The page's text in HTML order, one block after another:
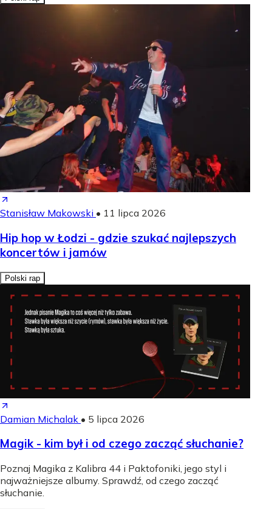
Stanisław Makowski • 11 lipca 2026
Hip hop w Łodzi - gdzie szukać najlepszych
koncertów i jamów
Polski rap
Damian Michalak • 5 lipca 2026
Magik - kim był i od czego zacząć słuchanie?
Poznaj Magika z Kalibra 44 i Paktofoniki, jego styl i
najważniejsze albumy. Sprawdź, od czego zacząć
słuchanie.